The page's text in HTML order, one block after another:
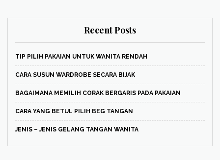
Recent Posts
TIP PILIH PAKAIAN UNTUK WANITA RENDAH
CARA SUSUN WARDROBE SECARA BIJAK
BAGAIMANA MEMILIH CORAK BERGARIS PADA PAKAIAN
CARA YANG BETUL PILIH BEG TANGAN
JENIS – JENIS GELANG TANGAN WANITA